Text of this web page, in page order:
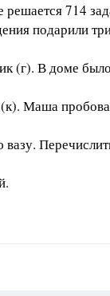
714
подарили три
(г). В доме
Маша